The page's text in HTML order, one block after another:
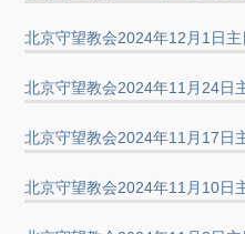
北京守望教会2024年12月1日
北京守望教会2024年11月24日
北京守望教会2024年11月17日
北京守望教会2024年11月10日